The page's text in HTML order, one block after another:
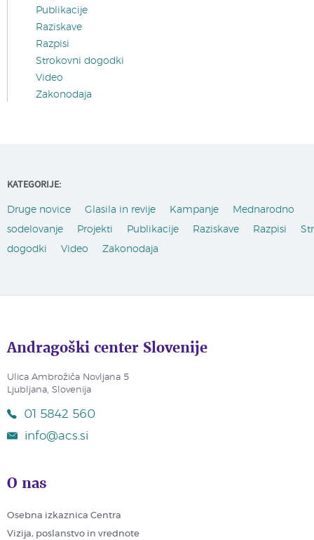
Publikacije
Raziskave
Razpisi
Strokovni dogodki
Video
Zakonodaja
KATEGORIJE:
Druge novice Glasila in revije Kampanje
Mednarodno
sodelovanje
Projekti Publikacije Raziskave Razpisi
dogodki
Video Zakonodaja
Andragoški center Slovenije
Ulica Ambrožiča Novljana 5
Ljubljana, Slovenija
01 5842 560
info@acs.si
O nas
Osebna izkaznica Centra
Vizija, poslanstvo in vrednote